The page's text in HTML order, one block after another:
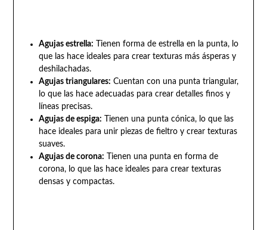
Agujas estrella: Tienen forma de estrella en la punta, lo
que las hace ideales para crear texturas más ásperas y
deshilachadas.
Agujas triangulares: Cuentan con una punta triangular,
lo que las hace adecuadas para crear detalles finos y
líneas precisas.
Agujas de espiga: Tienen una punta cónica, lo que las
hace ideales para unir piezas de fieltro y crear texturas
suaves.
Agujas de corona: Tienen una punta en forma de
corona, lo que las hace ideales para crear texturas
densas y compactas.